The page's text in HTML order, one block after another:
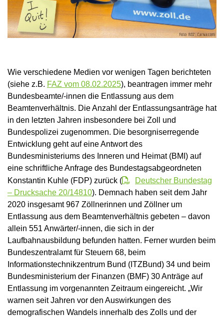
Wie verschiedene Medien vor wenigen Tagen berichteten
(siehe z.B. FAZ vom 08.02.2025), beantragen immer mehr
Bundesbeamte/-innen die Entlassung aus dem
Beamtenverhältnis. Die Anzahl der Entlassungsanträge hat
in den letzten Jahren insbesondere bei Zoll und
Bundespolizei zugenommen. Die besorgniserregende
Entwicklung geht auf eine Antwort des
Bundesministeriums des Inneren und Heimat (BMI) auf
eine schriftliche Anfrage des Bundestagsabgeordneten
Konstantin Kuhle (FDP) zurück (
Deutscher Bundestag
– Drucksache 20/14810). Demnach haben seit dem Jahr
2020 insgesamt 967 Zöllnerinnen und Zöllner um
Entlassung aus dem Beamtenverhältnis gebeten – davon
allein 551 Anwärter/-innen, die sich in der
Laufbahnausbildung befunden hatten. Ferner wurden beim
Bundeszentralamt für Steuern 68, beim
Informationstechnikzentrum Bund (ITZBund) 34 und beim
Bundesministerium der Finanzen (BMF) 30 Anträge auf
Entlassung im vorgenannten Zeitraum eingereicht. „Wir
warnen seit Jahren vor den Auswirkungen des
demografischen Wandels innerhalb des Zolls und der